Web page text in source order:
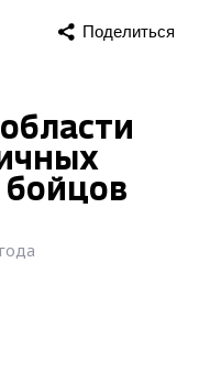
Поделиться
бойцов